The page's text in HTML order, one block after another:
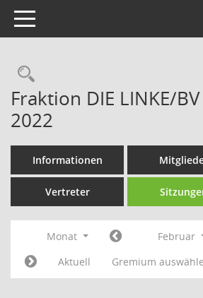
Toggle navigation
Rechercheauswahl
Fraktion DIE LINKE/
2022
Informationen
Vertreter
Monat Februar
Aktuell
Gremium